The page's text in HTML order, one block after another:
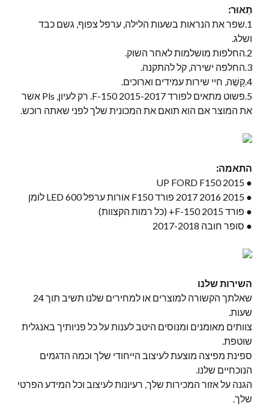
תֵאוּר:
1.שפר את הנראות בשעות הלילה, ערפל צפוף, גשם כבד
ושלג.
2.החלפות מושלמות לאחר השוק.
3.החלפה ישירה, קל להתקנה.
4.קָשֶׁה, חיי שירות עמידים וארוכים.
5.פשוט מתאים לפורד F-150 2015-2017. רק לעיון, Pls אשר
את המוצר אם הוא תואם את המכונית שלך לפני שאתה רוכש.
התאמה:
● 2015 UP FORD F150
● 2015 2016 2017 פורד F150 אורות ערפל LED 600 לומן
● פורד F-150 2015+ (כל רמות הקצוות)
● סופר חובה 2017-2018
השירות שלנו
שאלתך הקשורה למוצרים או למחירים שלנו תשיב תוך 24
שעות.
צוותים מאומנים ומנוסים היטב לענות על כל פניותיך באנגלית
שוטפת.
ספינת מפיצה מוצעת לעיצוב הייחודי שלך וכמה הדגמים
הנוכחיים שלנו.
הגנה על אזור המכירות שלך, רעיונות לעיצוב וכל המידע הפרטי
שלך.